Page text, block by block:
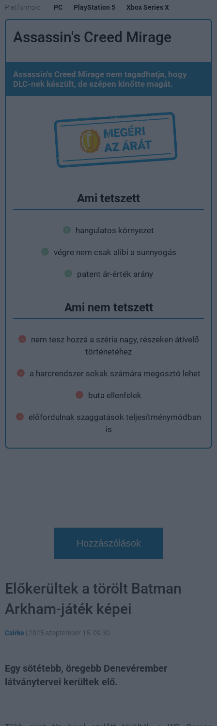
Platformok: PC PlayStation 5 Xbox Series X
Assassin's Creed Mirage
Assassin's Creed Mirage nem tagadhatja, hogy
DLC-nek készült, de szépen kinőtte magát.
Ami tetszett
hangulatos környezet
végre nem csak alibi a sunnyogás
patent ár-érték arány
Ami nem tetszett
nem tesz hozzá a széria nagy, részeken átívelő
történetéhez
a harcrendszer sokak számára megosztó lehet
buta ellenfelek
előfordulnak szaggatások teljesítménymódban
is
Hozzászólások
Előkerültek a törölt Batman
Arkham-játék képei
Csirke | 2025 szeptember 15. 09:30
Egy sötétebb, öregebb Denevérember
látványtervei kerültek elő.